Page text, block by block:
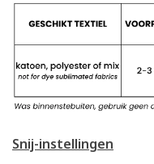
Snij-instellingen